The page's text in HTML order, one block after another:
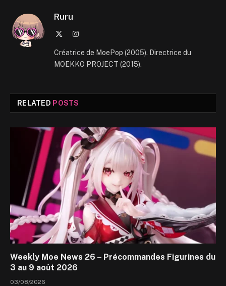
Ruru
Instagram
Créatrice de MoePop (2005). Directrice du
MOEKKO PROJECT (2015).
RELATED POSTS
Weekly Moe News 26 – Précommandes Figurines du
3 au 9 août 2026
03/08/2026